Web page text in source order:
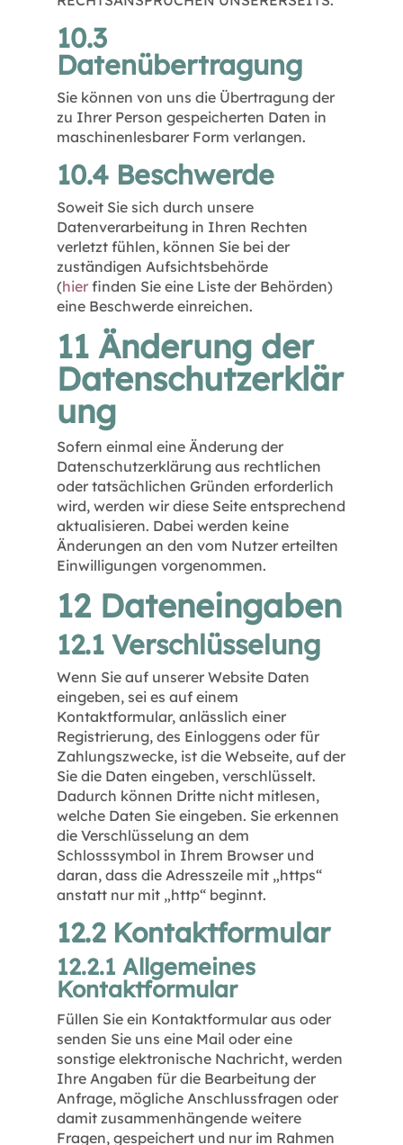
10.3
Datenübertragung
Sie können von uns die Übertragung der
zu Ihrer Person gespeicherten Daten in
maschinenlesbarer Form verlangen.
10.4 Beschwerde
Soweit Sie sich durch unsere
Datenverarbeitung in Ihren Rechten
verletzt fühlen, können Sie bei der
zuständigen Aufsichtsbehörde
(hier finden Sie eine Liste der Behörden)
eine Beschwerde einreichen.
11 Änderung der
Datenschutzerklär
ung
Sofern einmal eine Änderung der
Datenschutzerklärung aus rechtlichen
oder tatsächlichen Gründen erforderlich
wird, werden wir diese Seite entsprechend
aktualisieren. Dabei werden keine
Änderungen an den vom Nutzer erteilten
Einwilligungen vorgenommen.
12 Dateneingaben
12.1 Verschlüsselung
Wenn Sie auf unserer Website Daten
eingeben, sei es auf einem
Kontaktformular, anlässlich einer
Registrierung, des Einloggens oder für
Zahlungszwecke, ist die Webseite, auf der
Sie die Daten eingeben, verschlüsselt.
Dadurch können Dritte nicht mitlesen,
welche Daten Sie eingeben. Sie erkennen
die Verschlüsselung an dem
Schlosssymbol in Ihrem Browser und
daran, dass die Adresszeile mit „https“
anstatt nur mit „http“ beginnt.
12.2 Kontaktformular
12.2.1 Allgemeines
Kontaktformular
Füllen Sie ein Kontaktformular aus oder
senden Sie uns eine Mail oder eine
sonstige elektronische Nachricht, werden
Ihre Angaben für die Bearbeitung der
Anfrage, mögliche Anschlussfragen oder
damit zusammenhängende weitere
Fragen, gespeichert und nur im Rahmen